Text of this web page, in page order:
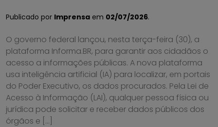
Publicado por Imprensa em 02/07/2026.
O governo federal lançou, nesta terça-feira (30), a
plataforma Informa.BR, para garantir aos cidadãos o
acesso a informações públicas. A nova plataforma
usa inteligência artificial (IA) para localizar, em portais
do Poder Executivo, os dados procurados. Pela Lei de
Acesso à Informação (LAI), qualquer pessoa física ou
jurídica pode solicitar e receber dados públicos dos
órgãos e […]